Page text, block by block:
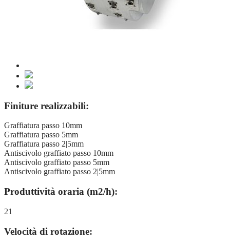
Finiture realizzabili:
Graffiatura passo 10mm
Graffiatura passo 5mm
Graffiatura passo 2|5mm
Antiscivolo graffiato passo 10mm
Antiscivolo graffiato passo 5mm
Antiscivolo graffiato passo 2|5mm
Produttività oraria (m2/h):
21
Velocità di rotazione: